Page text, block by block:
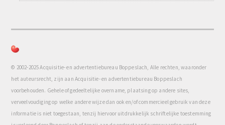
© 2002-2025 Acquisitie- en advertentiebureau Boppeslach, Alle rechten, waaronder
het auteursrecht, zijn aan Acquisitie- en advertentiebureau Boppeslach
voorbehouden. Gehele of gedeeltelijke overname, plaatsing op andere sites,
verveelvoudiging op welke andere wijze dan ook en/of commercieel gebruik van deze
informatie is niet toegestaan, tenzij hiervoor uitdrukkelijk schriftelijke toestemming